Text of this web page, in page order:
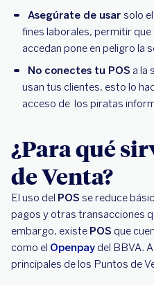
Asegúrate de usar solo
fines laborales, permitir
accedan pone en peligro la
No conectes tu POS a la
usan tus clientes, esto lo
acceso de los piratas
¿Para qué
de Venta?
El uso del POS se reduce
pagos y otras transacciones
embargo, existe POS que
como el Openpay del BBVA.
principales de los Puntos de